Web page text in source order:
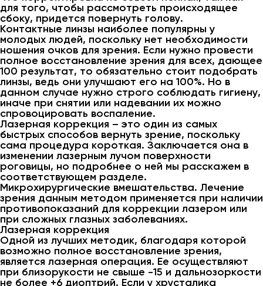
для того, чтобы рассмотреть происходящее
сбоку, придется повернуть голову.
Контактные линзы наиболее популярны у
молодых людей, поскольку нет необходимости
ношения очков для зрения. Если нужно провести
полное восстановление зрения для всех, дающее
100 результат, то обязательно стоит подобрать
линзы, ведь они улучшают его на 100%. Но в
данном случае нужно строго соблюдать гигиену,
иначе при снятии или надевании их можно
спровоцировать воспаление.
Лазерная коррекция – это один из самых
быстрых способов вернуть зрение, поскольку
сама процедура короткая. Заключается она в
изменении лазерным лучом поверхности
роговицы, но подробнее о ней мы расскажем в
соответствующем разделе.
Микрохирургические вмешательства. Лечение
зрения данным методом применяется при наличии
противопоказаний для коррекции лазером или
при сложных глазных заболеваниях.
Лазерная коррекция
Одной из лучших методик, благодаря которой
возможно полное восстановление зрения,
является лазерная операция. Ее осуществляют
при близорукости не свыше -15 и дальнозоркости
не более +6 диоптрий. Если у хрусталика